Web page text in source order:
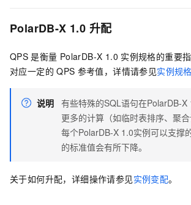
PolarDB-X 1.0 升配
QPS 是衡量 PolarDB-X 1.0 实例规格的重要
对应一定的 QPS 参考值 ，详情请参见实例规格
说明 有些特殊的SQL语句在PolarDB-X
更多的计算（如临时表排序、聚
每个PolarDB-X 1.0实例可以支撑
的标准值会有所下降。
关于如何升配，详细操作请参见实例变配。